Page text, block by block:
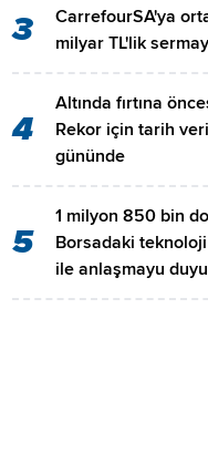
3
CarrefourSA'ya
milyar TL'lik
4
Altında fırtına
Rekor için tarih
gününde
5
1 milyon 850 bin
Borsadaki
ile anlaşmayu